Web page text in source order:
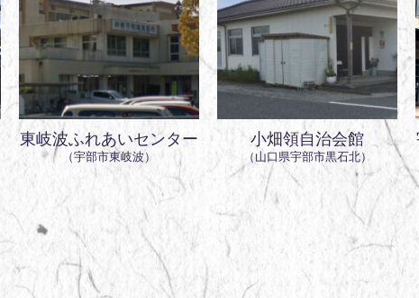
東岐波ふれあいセンター
（宇部市東岐波）
小畑領自治会館
（山口県宇部市黒石北）